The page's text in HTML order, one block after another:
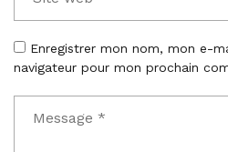
Enregistrer mon nom, mon e-
navigateur pour mon prochain